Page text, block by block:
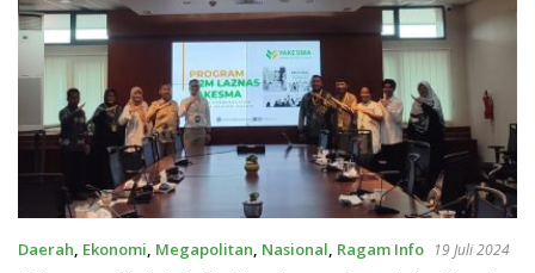
Daerah, Ekonomi, Megapolitan, Nasional, Ragam Info 19 Juli 2024